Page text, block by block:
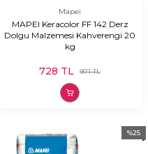
Mapei
MAPEI Keracolor FF 142 Derz
Dolgu Malzemesi Kahverengi 20
kg
971TL
728 TL
%25